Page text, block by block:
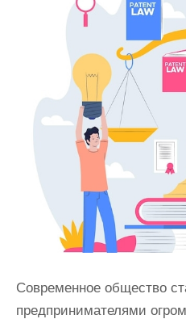
Современное общество
предпринимателями